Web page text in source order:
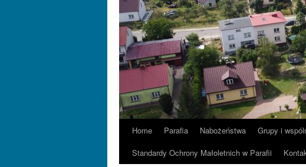
Home Parafia Nabożeństwa Grupy i
Standardy Ochrony Małoletnich w Parafii